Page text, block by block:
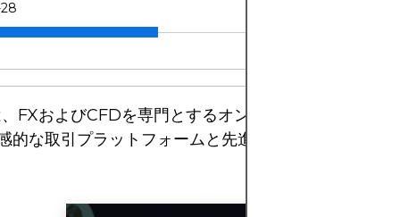
FXおよびCFDを専門とするオンライン取引プラット
的な取引プラットフォームと先進的な分析ツールを